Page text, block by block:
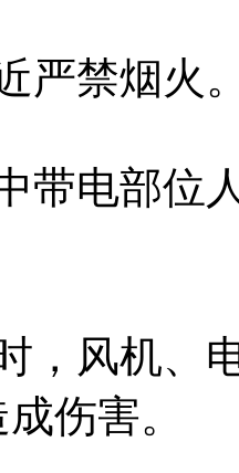
严禁烟火
带电部位
，风机、
伤害。